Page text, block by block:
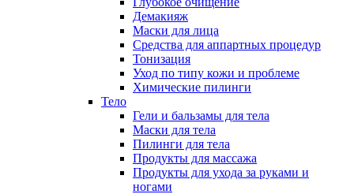
Демакияж
Маски для лица
Средства для аппартных процедур
Тонизация
Уход по типу кожи и проблеме
Химические пилинги
Тело
Гели и бальзамы для тела
Маски для тела
Пилинги для тела
Продукты для массажа
Продукты для ухода за руками и
ногами